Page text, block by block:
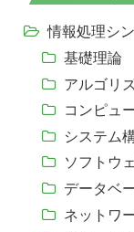
情報処理シ
基礎理論
アルゴリ
コンピュ
システム
ソフトウ
データベ
ネットワ